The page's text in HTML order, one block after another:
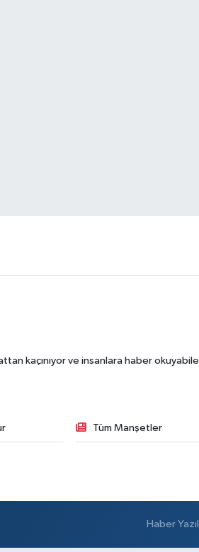
kaçınıyor ve insanlara haber
Tüm Manşetler
Haber